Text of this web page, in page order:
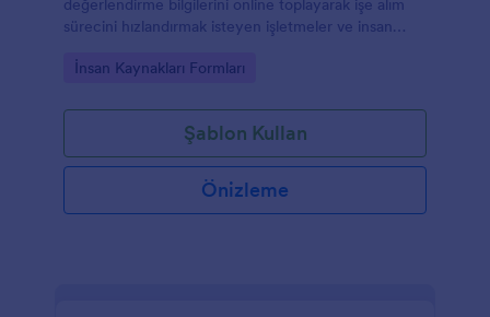
değerlendirme bilgilerini online toplayarak işe alım
sürecini hızlandırmak isteyen işletmeler ve insan
Go to Category:
İnsan Kaynakları Formları
Şablon Kullan
Önizleme